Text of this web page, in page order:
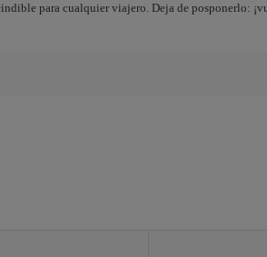
para cualquier viajero. Deja de posponerlo: